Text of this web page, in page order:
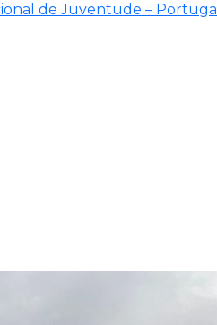
de Juventude – Portugal